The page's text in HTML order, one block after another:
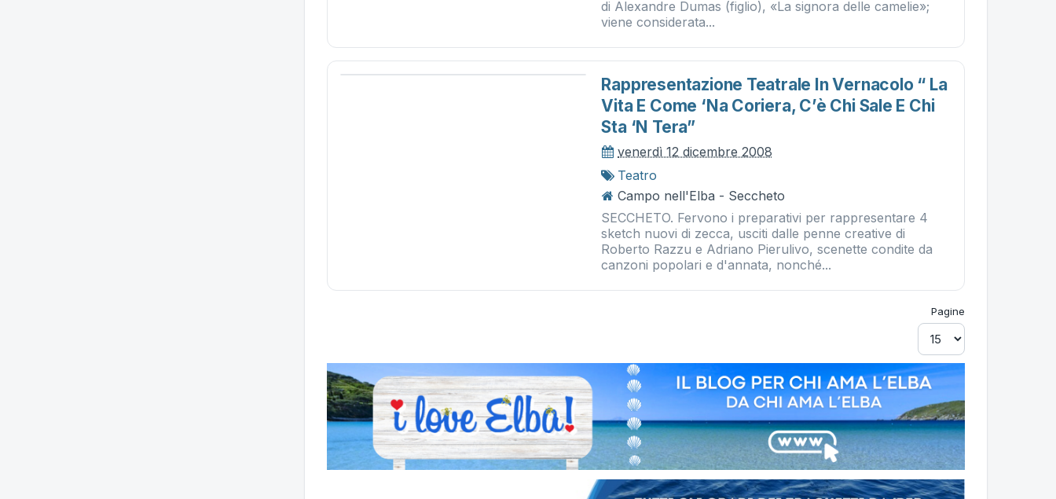
di Alexandre Dumas (figlio), «La signora delle camelie»;
viene considerata...
Rappresentazione Teatrale In Vernacolo “ La
Vita E Come ‘na Coriera, C’è Chi Sale E Chi
Sta ‘n Tera”
venerdì 12 dicembre 2008
Teatro
Campo nell'Elba - Seccheto
SECCHETO. Fervono i preparativi per rappresentare 4
sketch nuovi di zecca, usciti dalle penne creative di
Roberto Razzu e Adriano Pierulivo, scenette condite da
canzoni popolari e d'annata, nonché...
Pagine